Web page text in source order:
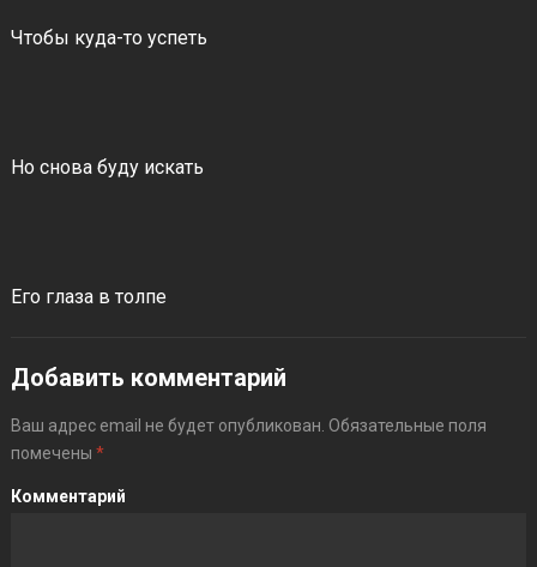
Чтобы куда-то успеть
Но снова буду искать
Его глаза в толпе
Добавить комментарий
Ваш адрес email не будет опубликован. Обязательные поля
помечены *
Комментарий